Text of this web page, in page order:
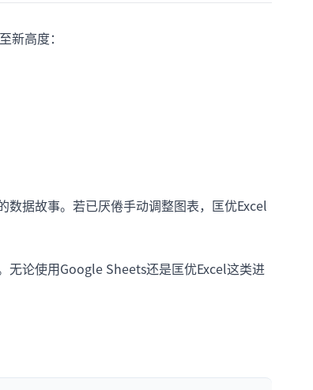
高度：
据故事。若已厌倦手动调整图表，匡优Excel
无论使用Google Sheets还是匡优Excel这类进